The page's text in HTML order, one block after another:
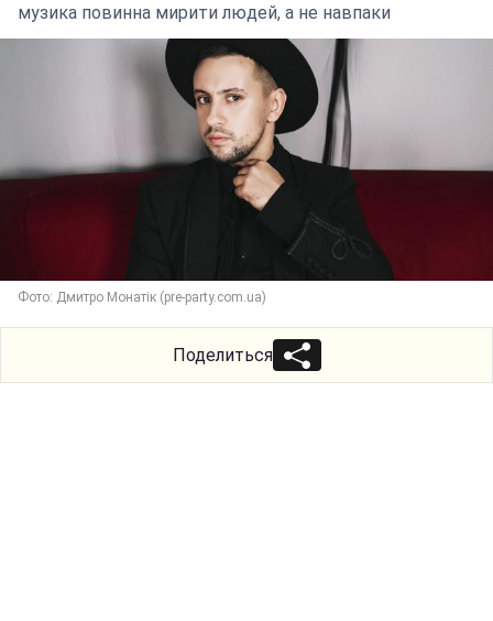
музика повинна мирити людей, а не навпаки
Фото: Дмитро Монатік (pre-party.com.ua)
Поделиться